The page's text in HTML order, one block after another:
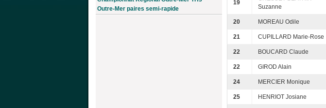
Outre-Mer paires semi-rapide
19
Suzanne
20 MOREAU Odile
21 CUPILLARD Marie-Rose
22 BOUCARD Claude
22 GIROD Alain
24 MERCIER Monique
25 HENRIOT Josiane